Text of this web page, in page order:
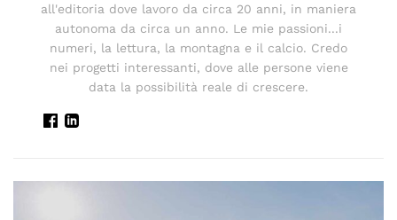
all'editoria dove lavoro da circa 20 anni, in maniera
autonoma da circa un anno. Le mie passioni...i
numeri, la lettura, la montagna e il calcio. Credo
nei progetti interessanti, dove alle persone viene
data la possibilità reale di crescere.